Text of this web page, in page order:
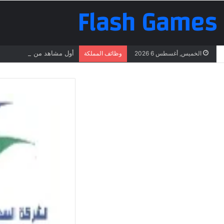
Flash Games
الخميس, أغسطس 6 2026 وظائف المملكة أول مشاهد من عملية البحث